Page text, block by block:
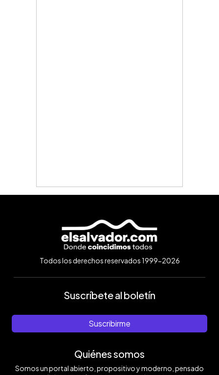
Todos los derechos reservados 1999-2026
Suscríbete al boletín
Suscribirme
Quiénes somos
Somos un portal abierto, propositivo y moderno, pensado